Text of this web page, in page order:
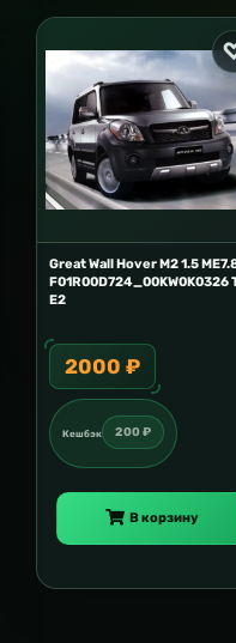
Great Wall Hover M2 1.5
F01R00D724_00KW0K0326
E2
2000 ₽
Кешбэк 200 ₽
В корзину